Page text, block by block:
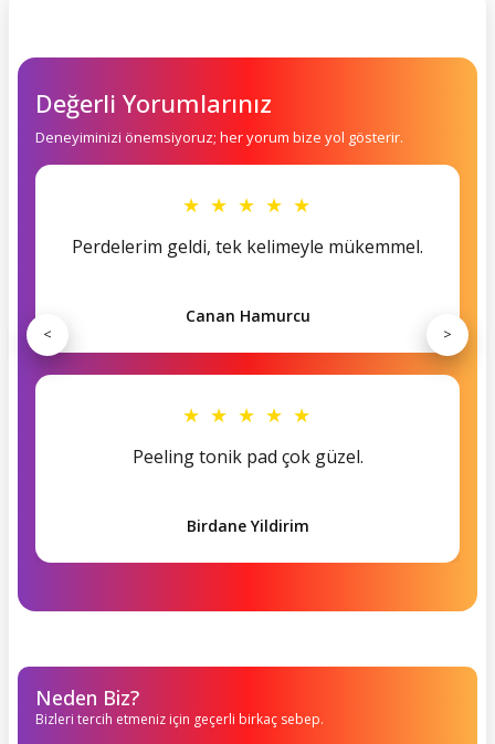
Değerli Yorumlarınız
Deneyiminizi önemsiyoruz; her yorum bize yol gösterir.
★ ★ ★ ★ ★
Perdelerim geldi, tek kelimeyle mükemmel.
Canan Hamurcu
★ ★ ★ ★ ★
Peeling tonik pad çok güzel.
Birdane Yildirim
< >
Neden Biz?
Bizleri tercih etmeniz için geçerli birkaç sebep.